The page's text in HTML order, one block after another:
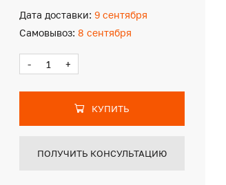
Дата доставки: 9 сентября
Самовывоз: 8 сентября
- +
КУПИТЬ
ПОЛУЧИТЬ КОНСУЛЬТАЦИЮ